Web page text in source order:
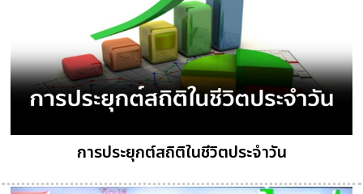
การประยุกต์สถิติในชีวิตประจำวัน